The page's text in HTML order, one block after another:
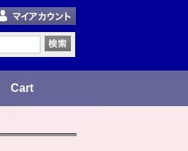
Cart